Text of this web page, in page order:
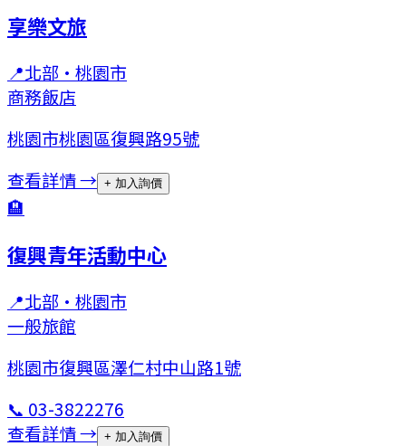
享樂文旅
📍北部 · 桃園市
商務飯店
桃園市桃園區復興路95號
查看詳情 → + 加入詢價
🏨
復興青年活動中心
📍北部 · 桃園市
一般旅館
桃園市復興區澤仁村中山路1號
📞 03-3822276
查看詳情 → + 加入詢價